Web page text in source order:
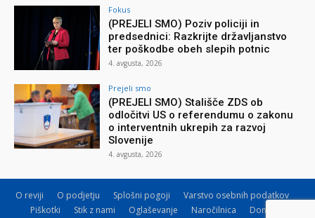
Fokus
(PREJELI SMO) Poziv policiji in
predsednici: Razkrijte državljanstvo
ter poškodbe obeh slepih potnic
4. avgusta, 2026
Prejeli smo
(PREJELI SMO) Stališče ZDS ob
odločitvi US o referendumu o zakonu
o interventnih ukrepih za razvoj
Slovenije
4. avgusta, 2026
O reviji O podjetju Splošni pogoji
Varstvo osebnih podatkov
Piškotki
Stik z nami Oglaševanje Naročilnica Donacije